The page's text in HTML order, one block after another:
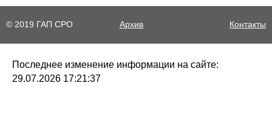
© 2019 ГАП СРО Архив Контакты
Последнее изменение информации на сайте:
29.07.2026 17:21:37